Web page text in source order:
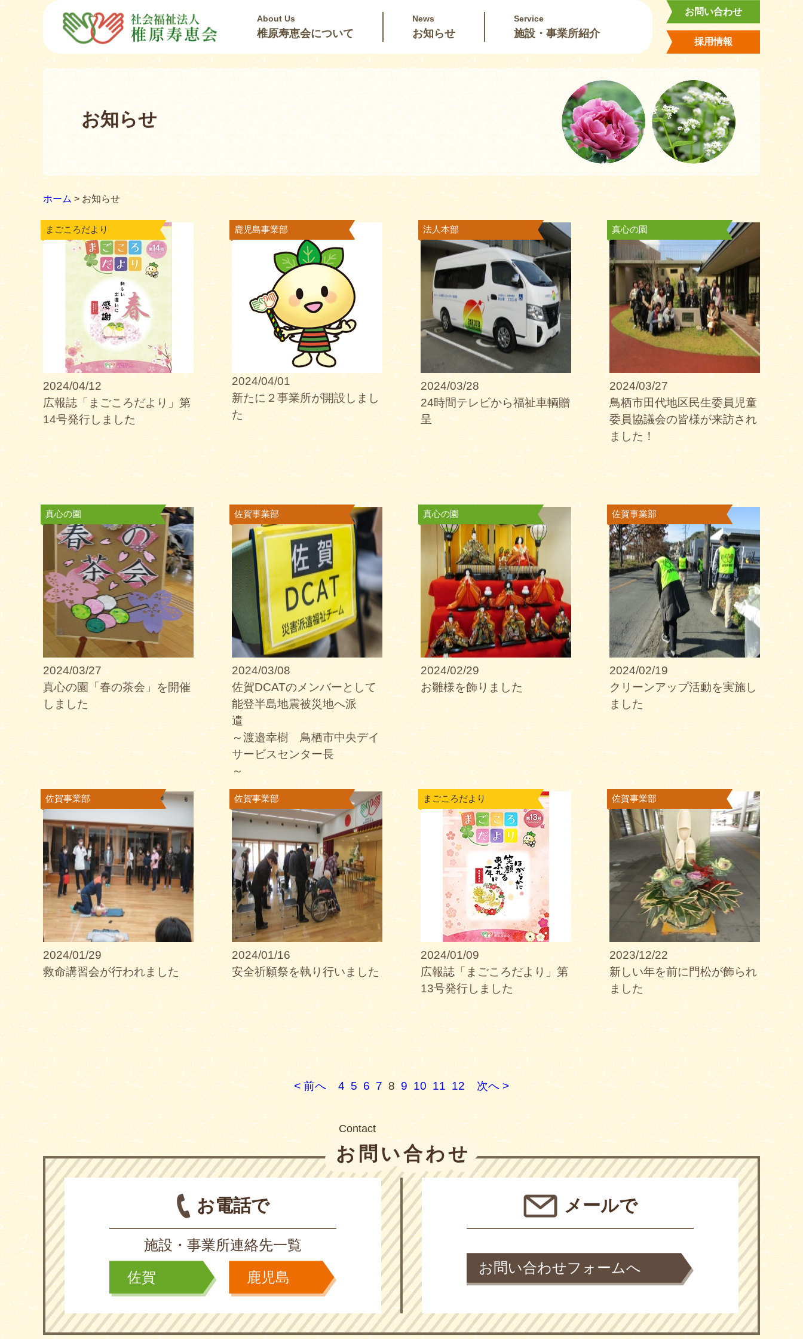
About Us
椎原寿恵会について
News
お知らせ
Service
施設・事業所紹介
お問い合わせ
採用情報
お知らせ
ホーム >お知らせ
まごころだより
2024/04/12
広報誌「まごころだより」第
14号発行しました
鹿児島事業部
2024/04/01
新たに２事業所が開設しまし
た
法人本部
2024/03/28
24時間テレビから福祉車輌贈
呈
真心の園
2024/03/27
鳥栖市田代地区民生委員児童
委員協議会の皆様が来訪され
ました！
真心の園
2024/03/27
真心の園「春の茶会」を開催
しました
佐賀事業部
2024/03/08
佐賀DCATのメンバーとして
能登半島地震被災地へ派
遣
～渡邉幸樹 鳥栖市中央デイ
サービスセンター長
真心の園
2024/02/29
お雛様を飾りました
佐賀事業部
2024/02/19
クリーンアップ活動を実施し
ました
佐賀事業部
2024/01/29
救命講習会が行われました
佐賀事業部
2024/01/16
安全祈願祭を執り行いました
まごころだより
2024/01/09
広報誌「まごころだより」第
13号発行しました
佐賀事業部
2023/12/22
新しい年を前に門松が飾られ
ました
< 前へ 4 5 6 7 8 9 10 11 12 次へ >
Contact
お問い合わせ
お電話で
施設・事業所連絡先一覧
佐賀
鹿児島
メールで
お問い合わせフォームへ